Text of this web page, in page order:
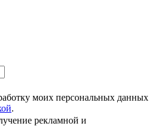
моих персональных данных
.
рекламной и